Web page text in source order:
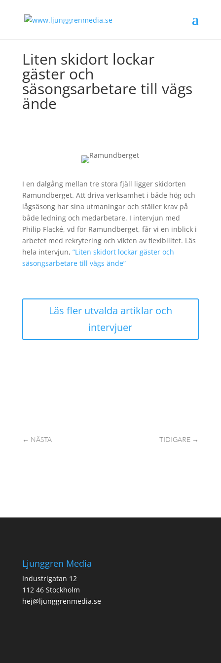
Liten skidort lockar
gäster och
säsongsarbetare till vägs
ände
I en dalgång mellan tre stora fjäll ligger skidorten
Ramundberget. Att driva verksamhet i både hög och
lågsäsong har sina utmaningar och ställer krav på
både ledning och medarbetare. I intervjun med
Philip Flacké, vd för Ramundberget, får vi en inblick i
arbetet med rekrytering och vikten av flexibilitet. Läs
hela intervjun, ”Liten skidort lockar gäster och
säsongsarbetare till vägs ände”
Läs fler utvalda artiklar och
intervjuer
← NÄSTA TIDIGARE →
Ljunggren Media
Industrigatan 12
112 46 Stockholm
hej@ljunggrenmedia.se